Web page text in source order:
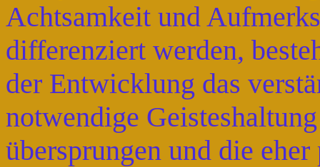
Achtsamkeit und
differenziert werden,
der Entwicklung das
notwendige
übersprungen und die